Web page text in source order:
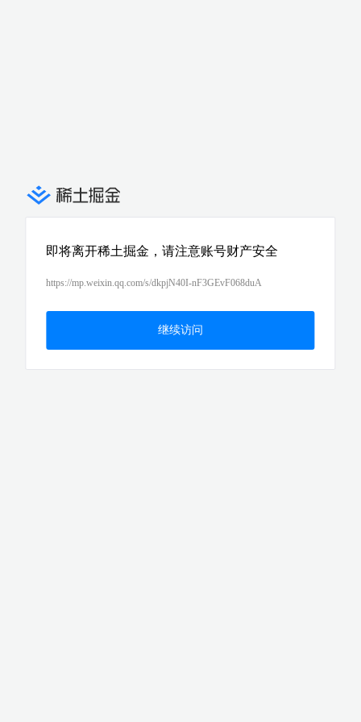
即将离开稀土掘金，请注意账号财产安全
https://mp.weixin.qq.com/s/dkpjN40I-nF3GEvF068duA
继续访问